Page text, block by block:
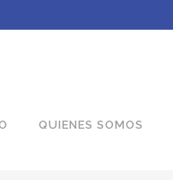
QUIENES SOMOS